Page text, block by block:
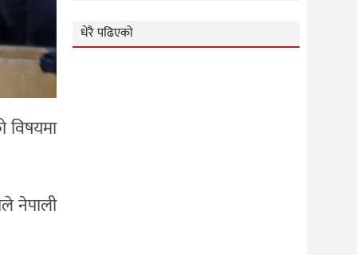
विषयमा
नेपाली
धेरै पढिएको